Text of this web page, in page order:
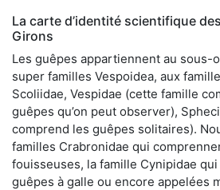
La carte d’identité scientifique
Girons
Les guêpes appartiennent au sous-
super familles Vespoidea, aux
Scoliidae, Vespidae (cette famille
guêpes qu’on peut observer),
comprend les guêpes solitaires).
familles Crabronidae qui
fouisseuses, la famille Cynipidae
guêpes à galle ou encore appelées